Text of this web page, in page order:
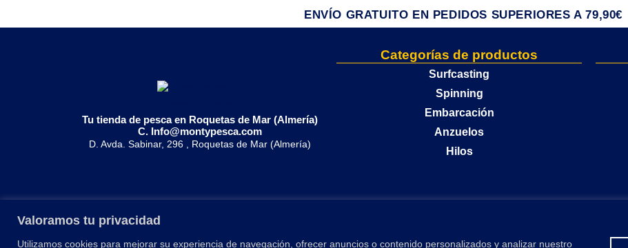
Valoramos tu privacidad
Utilizamos cookies para mejorar su experiencia de navegación, ofrecer anuncios o contenido personalizados y analizar nuestro
ENVÍO GRATUITO EN PEDIDOS SUPERIORES A 79,90€
Tu tienda de pesca en Roquetas de Mar (Almería)
C. Info@montypesca.com
D. Avda. Sabinar, 296 , Roquetas de Mar (Almería)
Categorías de productos
Surfcasting
Spinning
Embarcación
Anzuelos
Hilos